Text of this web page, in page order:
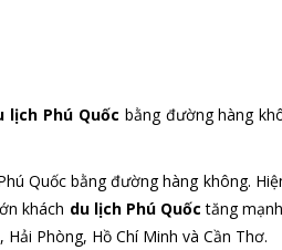
lịch Phú Quốc bằng đường hàng
Quốc bằng đường hàng không.
khách du lịch Phú Quốc tăng
Phòng, Hồ Chí Minh và Cần Thơ.